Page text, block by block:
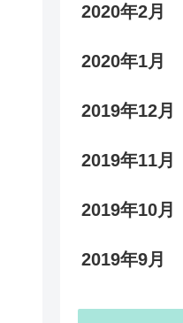
2020年2月
2020年1月
2019年12月
2019年11月
2019年10月
2019年9月